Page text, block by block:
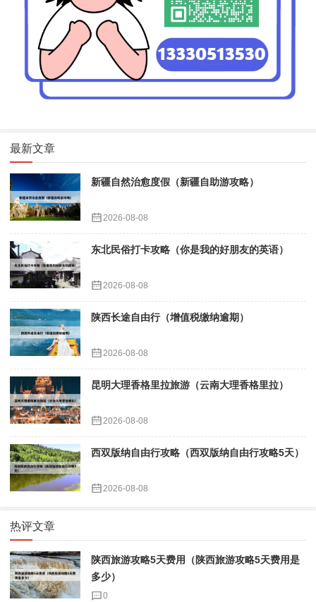
最新文章
新疆自然治愈度假（新疆自助游攻略）
2026-08-08
东北民俗打卡攻略（你是我的好朋友的英语）
2026-08-08
陕西长途自由行（增值税缴纳逾期）
2026-08-08
昆明大理香格里拉旅游（云南大理香格里拉）
2026-08-08
西双版纳自由行攻略（西双版纳自由行攻略5天）
2026-08-08
热评文章
陕西旅游攻略5天费用（陕西旅游攻略5天费用是
多少）
0